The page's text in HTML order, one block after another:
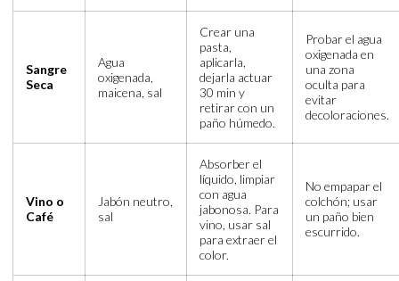
Sangre
Seca
Agua
oxigenada,
maicena, sal
Crear una
pasta,
aplicarla,
dejarla actuar
30 min y
retirar con un
paño húmedo.
Probar el agua
oxigenada en
una zona
oculta para
evitar
decoloraciones.
Vino o
Café
Jabón neutro,
sal
Absorber el
líquido, limpiar
con agua
jabonosa. Para
vino, usar sal
para extraer el
color.
No empapar el
colchón; usar
un paño bien
escurrido.